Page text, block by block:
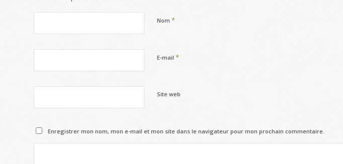
Nom *
E-mail *
Site web
Enregistrer mon nom, mon e-mail et mon site dans le navigateur pour mon prochain commentaire.